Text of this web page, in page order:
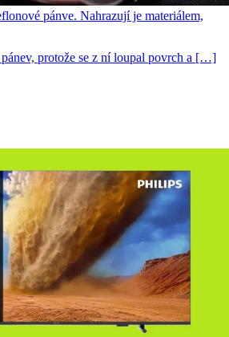
pánve. Nahrazují je materiálem,
protože se z ní loupal povrch a […]